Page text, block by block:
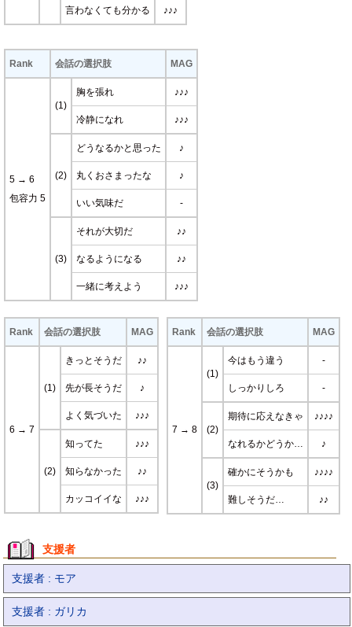
言わなくても分かる ♪♪♪
Rank 会話の選択肢 MAG
5 → 6
包容力 5
(1)
胸を張れ ♪♪♪
冷静になれ ♪♪♪
(2)
どうなるかと思った ♪
丸くおさまったな ♪
いい気味だ -
(3)
それが大切だ ♪♪
なるようになる ♪♪
一緒に考えよう ♪♪♪
Rank 会話の選択肢 MAG
6 → 7
(1)
きっとそうだ ♪♪
先が長そうだ ♪
よく気づいた ♪♪♪
(2)
知ってた ♪♪♪
知らなかった ♪♪
カッコイイな ♪♪♪
Rank 会話の選択肢 MAG
7 → 8
(1)
今はもう違う -
しっかりしろ -
(2)
期待に応えなきゃ ♪♪♪♪
なれるかどうか… ♪
(3)
確かにそうかも ♪♪♪♪
難しそうだ… ♪♪
支援者
支援者 : モア
支援者 : ガリカ